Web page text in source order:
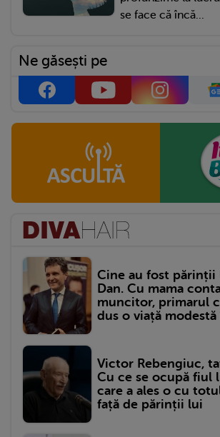
se face că încă...
Ne găsești pe
Cine au fost părinții
Dan. Cu mama
muncitor, primarul
dus o viață modestă
Victor Rebengiuc,
Cu ce se ocupă fiul
care a ales o cu
față de părinții lui